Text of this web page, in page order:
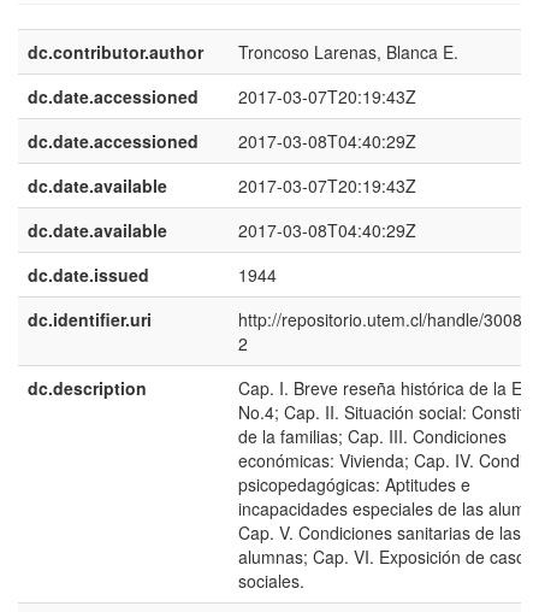
dc.contributor.author
Troncoso Larenas, Blanca E.
dc.date.accessioned
2017-03-07T20:19:43Z
dc.date.accessioned
2017-03-08T04:40:29Z
dc.date.available
2017-03-07T20:19:43Z
dc.date.available
2017-03-08T04:40:29Z
dc.date.issued
1944
dc.identifier.uri
http://repositorio.utem.cl/handle/
2
dc.description
Cap. I. Breve reseña histórica de la
No.4; Cap. II. Situación social:
de la familias; Cap. III. Condiciones
económicas: Vivienda; Cap. IV.
psicopedagógicas: Aptitudes e
incapacidades especiales de las
Cap. V. Condiciones sanitarias de las
alumnas; Cap. VI. Exposición de casos
sociales.